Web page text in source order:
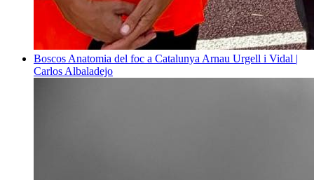
Boscos Anatomia del foc a Catalunya Arnau Urgell i Vidal |
Carlos Albaladejo